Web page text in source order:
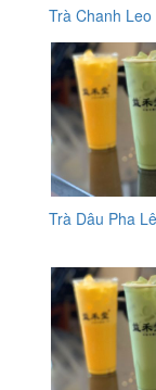
Trà Chanh
Trà Dâu Pha